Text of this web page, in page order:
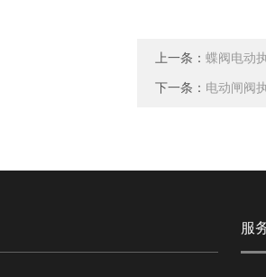
上一条： 蝶阀电动
下一条： 电动闸阀
服